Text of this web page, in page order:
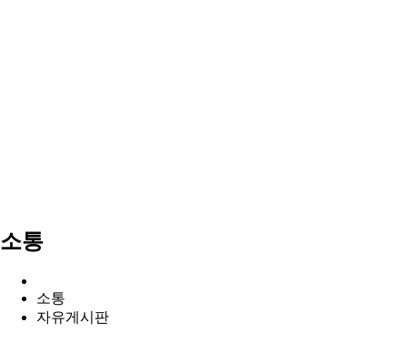
소통
소통
자유게시판